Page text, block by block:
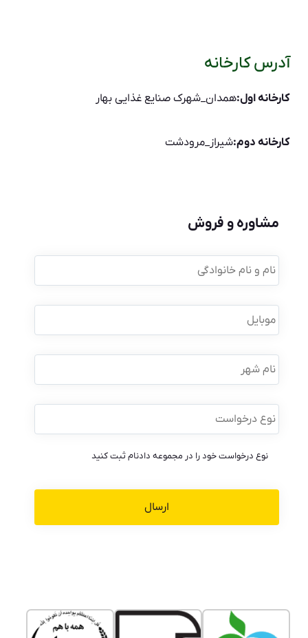
آدرس کارخانه
کارخانه اول:همدان_شهرک صنایع غذایی بهار
کارخانه دوم:شیراز_مرودشت
مشاوره و فروش
نام
و
نام
موبایل *
نام
شهر
نوع
درخواست *
نوع درخواست خود را در مجموعه دادنام ثبت کنید